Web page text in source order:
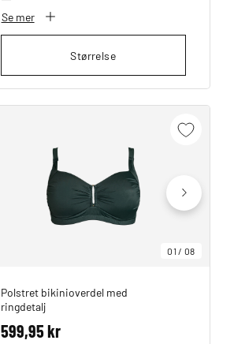
Se mer
Størrelse
01/ 08
Polstret bikinioverdel med
ringdetalj
599,95 kr